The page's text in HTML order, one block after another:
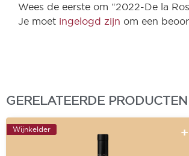
Wees de eerste om “2022-De la
Je moet ingelogd zijn om een
GERELATEERDE PRODUCTEN
Wijnkelder